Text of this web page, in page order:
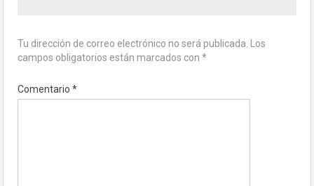
Tu dirección de correo electrónico no será publicada.
Los
campos obligatorios están marcados con *
Comentario *